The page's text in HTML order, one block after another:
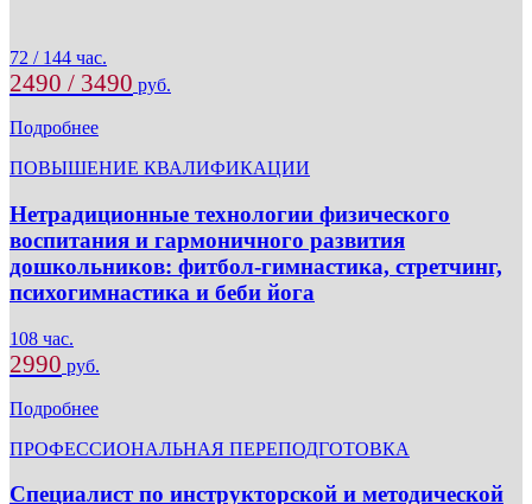
72 / 144 час.
2490 / 3490 руб.
Подробнее
ПОВЫШЕНИЕ КВАЛИФИКАЦИИ
Нетрадиционные технологии физического
воспитания и гармоничного развития
дошкольников: фитбол-гимнастика, стретчинг,
психогимнастика и беби йога
108 час.
2990 руб.
Подробнее
ПРОФЕССИОНАЛЬНАЯ ПЕРЕПОДГОТОВКА
Специалист по инструкторской и методической